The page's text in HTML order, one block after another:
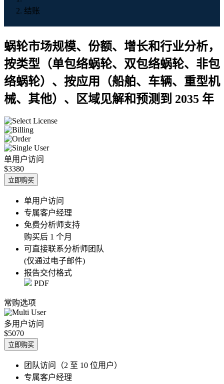
结账
蜗轮市场规模、份额、增长和行业分析，
按类型（单包络蜗轮、双包络蜗轮、非包
络蜗轮）、按应用（船舶、车辆、重型机
械、其他）、区域见解和预测到 2035 年
单用户访问
$3380
立即购买
单用户访问
专属客户经理
免费分析师支持
购买后 1 个月
可直接联系分析师团队
(仅通过电子邮件)
报告交付格式
PDF
常购选项
多用户访问
$5070
立即购买
团队访问（2 至 10 位用户）
专属客户经理